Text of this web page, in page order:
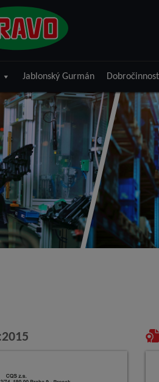
Jablonský Gurmán Dobročinnost